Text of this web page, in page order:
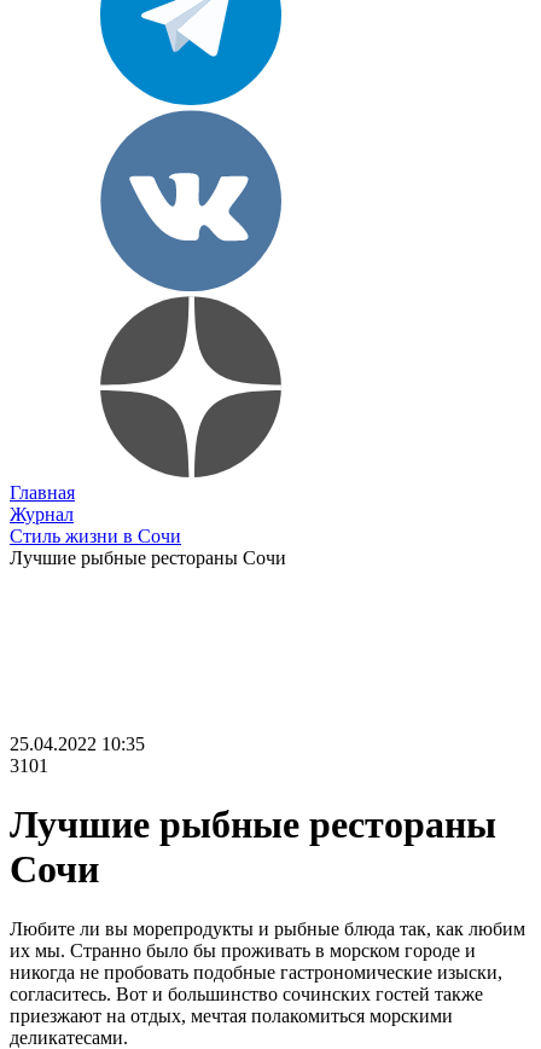
Главная
Журнал
Стиль жизни в Сочи
Лучшие рыбные рестораны Сочи
25.04.2022 10:35
3101
Лучшие рыбные рестораны
Сочи
Любите ли вы морепродукты и рыбные блюда так, как любим
их мы. Странно было бы проживать в морском городе и
никогда не пробовать подобные гастрономические изыски,
согласитесь. Вот и большинство сочинских гостей также
приезжают на отдых, мечтая полакомиться морскими
деликатесами.